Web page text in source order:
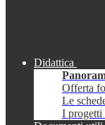
Didattica
Offerta
Le
I progetti